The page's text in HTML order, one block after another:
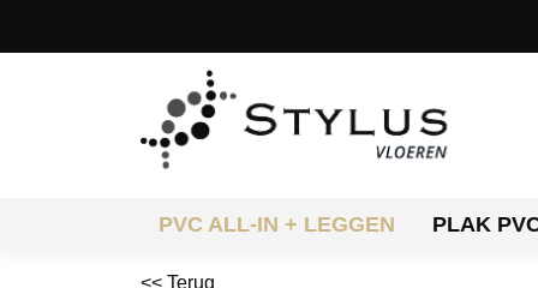
PVC ALL-IN + LEGGEN PLAK
<< Terug